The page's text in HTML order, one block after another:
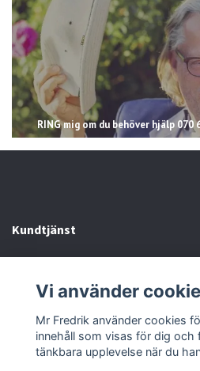
RING mig om du behöver hjälp
Kundtjänst
Sociala medier
Vi använder
Mr Fredrik använder cookies
innehåll som visas för dig och
tänkbara upplevelse när du